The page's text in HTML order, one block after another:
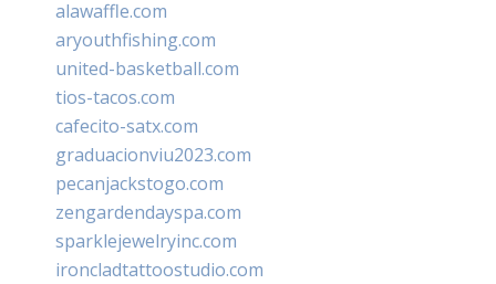
alawaffle.com
aryouthfishing.com
united-basketball.com
tios-tacos.com
cafecito-satx.com
graduacionviu2023.com
pecanjackstogo.com
zengardendayspa.com
sparklejewelryinc.com
ironcladtattoostudio.com